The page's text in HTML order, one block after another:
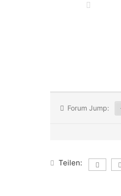
Forum Jump:
Teilen: